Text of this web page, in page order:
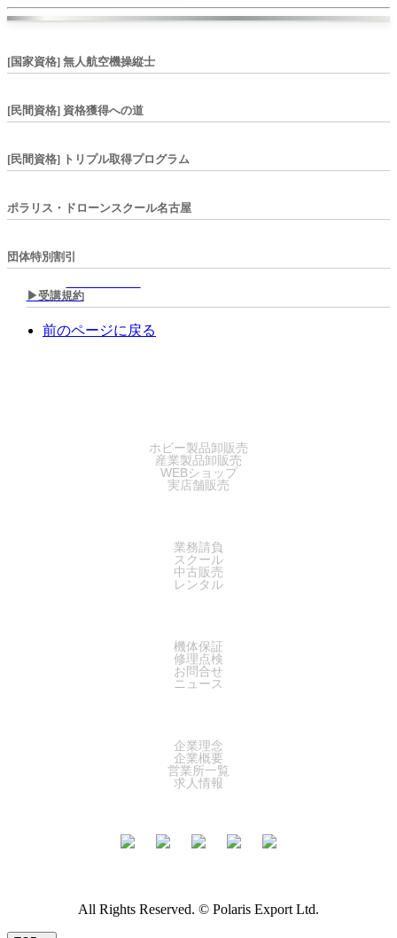
[国家資格] 無人航空機操縦士
[民間資格] 資格獲得への道
[民間資格] トリプル取得プログラム
ポラリス・ドローンスクール名古屋
団体特別割引
▶︎受講規約
前のページに戻る
ホビー製品卸販売
産業製品卸販売
WEBショップ
実店舗販売
業務請負
スクール
中古販売
レンタル
機体保証
修理点検
お問合せ
ニュース
企業理念
企業概要
営業所一覧
求人情報
All Rights Reserved. © Polaris Export Ltd.